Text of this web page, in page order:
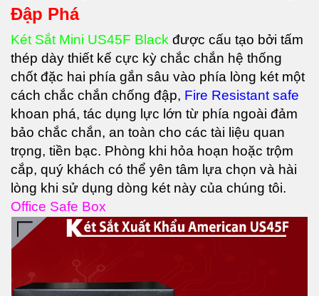
Đập Phá
Két Sắt Mini US45F Black được cấu tạo bởi tấm
thép dày thiết kế cực kỳ chắc chắn hệ thống
chốt đặc hai phía gắn sâu vào phía lòng két một
cách chắc chắn chống đập, Fire Resistant safe
khoan phá, tác dụng lực lớn từ phía ngoài đảm
bảo chắc chắn, an toàn cho các tài liệu quan
trọng, tiền bạc. Phòng khi hỏa hoạn hoặc trộm
cắp, quý khách có thể yên tâm lựa chọn và hài
lòng khi sử dụng dòng két này của chúng tôi.
Office Safe Box